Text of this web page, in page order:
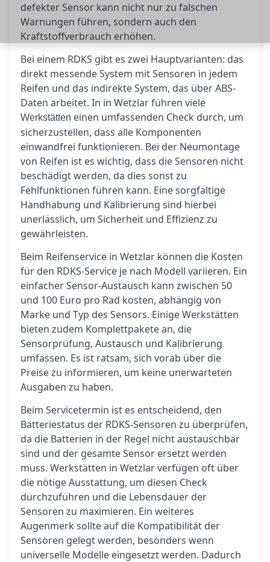
defekter Sensor kann nicht nur zu falschen
Warnungen führen, sondern auch den
Kraftstoffverbrauch erhöhen.
Bei einem RDKS gibt es zwei Hauptvarianten: das
direkt messende System mit Sensoren in jedem
Reifen und das indirekte System, das über ABS-
Daten arbeitet. In in Wetzlar führen viele
Werkstätten einen umfassenden Check durch, um
sicherzustellen, dass alle Komponenten
einwandfrei funktionieren. Bei der Neumontage
von Reifen ist es wichtig, dass die Sensoren nicht
beschädigt werden, da dies sonst zu
Fehlfunktionen führen kann. Eine sorgfältige
Handhabung und Kalibrierung sind hierbei
unerlässlich, um Sicherheit und Effizienz zu
gewährleisten.
Beim Reifenservice in Wetzlar können die Kosten
für den RDKS-Service je nach Modell variieren. Ein
einfacher Sensor-Austausch kann zwischen 50
und 100 Euro pro Rad kosten, abhängig von
Marke und Typ des Sensors. Einige Werkstätten
bieten zudem Komplettpakete an, die
Sensorprüfung, Austausch und Kalibrierung
umfassen. Es ist ratsam, sich vorab über die
Preise zu informieren, um keine unerwarteten
Ausgaben zu haben.
Beim Servicetermin ist es entscheidend, den
Batteriestatus der RDKS-Sensoren zu überprüfen,
da die Batterien in der Regel nicht austauschbar
sind und der gesamte Sensor ersetzt werden
muss. Werkstätten in Wetzlar verfügen oft über
die nötige Ausstattung, um diesen Check
durchzuführen und die Lebensdauer der
Sensoren zu maximieren. Ein weiteres
Augenmerk sollte auf die Kompatibilität der
Sensoren gelegt werden, besonders wenn
universelle Modelle eingesetzt werden. Dadurch